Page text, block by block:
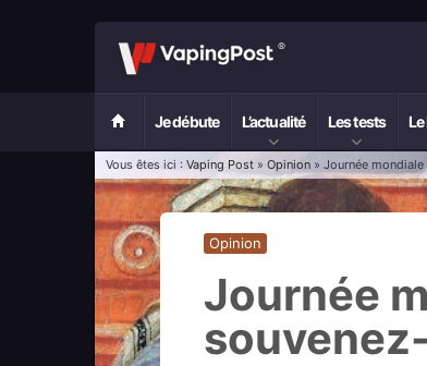
Je débute L’actualité Les tests
Vous êtes ici : Vaping Post » Opinion » Journée
Opinion
Journée